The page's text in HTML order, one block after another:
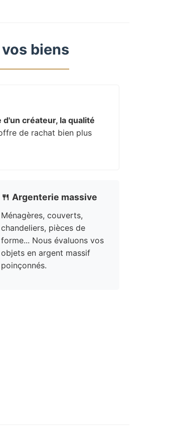
biens
créateur, la qualité
de rachat bien plus
🍴 Argenterie massive
Ménagères, couverts,
chandeliers, pièces de
forme... Nous évaluons vos
objets en argent massif
poinçonnés.